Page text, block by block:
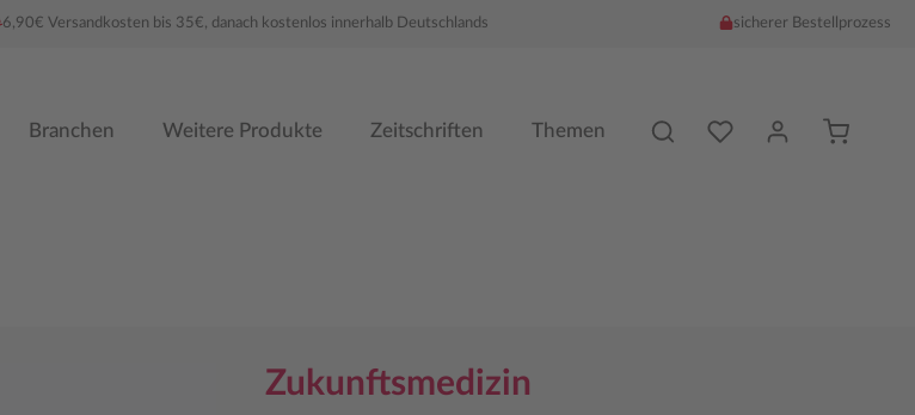
6,90€ Versandkosten bis 35€, danach kostenlos innerhalb Deutschlands sicherer Bestellprozess
Branchen Weitere Produkte Zeitschriften Themen Du hast %counter%
Zukunftsmedizin